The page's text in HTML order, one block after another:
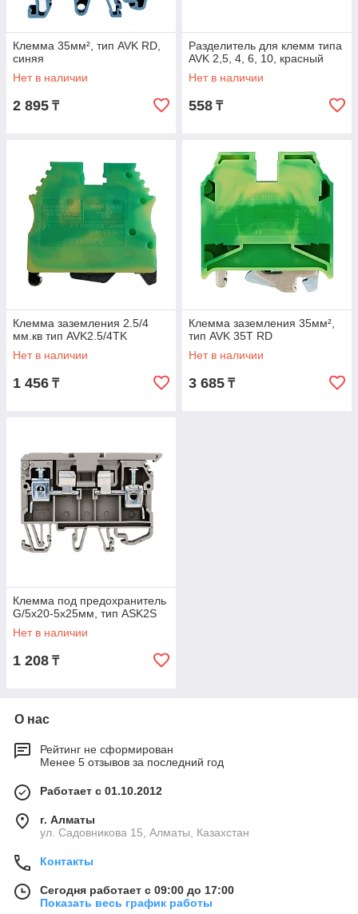
Клемма 35мм², тип AVK RD,
синяя
Нет в наличии
2 895 ₸
Разделитель для клемм типа
AVK 2,5, 4, 6, 10, красный
Нет в наличии
558 ₸
Клемма заземления 2.5/4
мм.кв тип AVK2.5/4TK
Нет в наличии
1 456 ₸
Клемма заземления 35мм²,
тип AVK 35T RD
Нет в наличии
3 685 ₸
Клемма под предохранитель
G/5х20-5х25мм, тип ASK2S
Нет в наличии
1 208 ₸
О нас
Рейтинг не сформирован
Менее 5 отзывов за последний год
Работает с 01.10.2012
г. Алматы
ул. Садовникова 15, Алматы, Казахстан
Контакты
Сегодня работает с 09:00 до 17:00
Показать весь график работы